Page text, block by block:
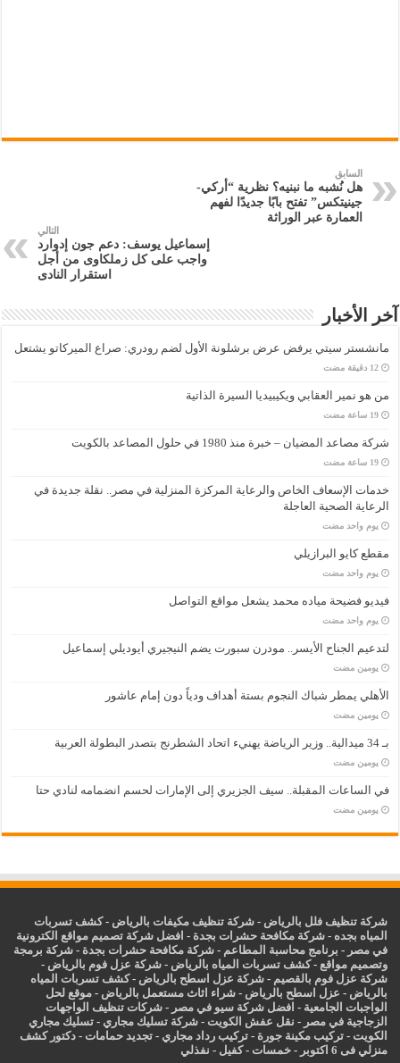
السابق
هل نُشبه ما نبنيه؟ نظرية “أركي-
جينيتكس” تفتح بابًا جديدًا لفهم
العمارة عبر الوراثة
التالي
إسماعيل يوسف: دعم جون إدوارد
واجب على كل زملكاوى من أجل
استقرار النادى
آخر الأخبار
مانشستر سيتي يرفض عرض برشلونة الأول لضم رودري: صراع الميركاتو يشتعل
‏12 دقيقة مضت
من هو نمير العقابي ويكيبيديا السيرة الذاتية
‏19 ساعة مضت
شركة مصاعد المضيان – خبرة منذ 1980 في حلول المصاعد بالكويت
‏19 ساعة مضت
خدمات الإسعاف الخاص والرعاية المركزة المنزلية في مصر.. نقلة جديدة في
الرعاية الصحية العاجلة
‏يوم واحد مضت
مقطع كايو البرازيلي
‏يوم واحد مضت
فيديو فضيحة مياده محمد يشعل مواقع التواصل
‏يوم واحد مضت
لتدعيم الجناح الأيسر.. مودرن سبورت يضم النيجيري أيوديلي إسماعيل
‏يومين مضت
الأهلي يمطر شباك النجوم بستة أهداف ودياً دون إمام عاشور
‏يومين مضت
بـ 34 ميدالية.. وزير الرياضة يهنيء اتحاد الشطرنج بتصدر البطولة العربية
‏يومين مضت
في الساعات المقبلة.. سيف الجزيري إلى الإمارات لحسم انضمامه لنادي حتا
‏يومين مضت
شركة تنظيف فلل بالرياض -شركة تنظيف مكيفات بالرياض -كشف تسربات
المياه بجده -شركة مكافحة حشرات بجدة - افضل شركة تصميم مواقع الكترونية
في مصر - برنامج محاسبة المطاعم -شركة مكافحة حشرات بجدة -شركة برمجة
وتصميم مواقع -كشف تسربات المياه بالرياض -شركة عزل فوم بالرياض -
شركة عزل فوم بالقصيم -شركة عزل اسطح بالرياض -كشف تسربات المياه
بالرياض - عزل اسطح بالرياض -شراء اثاث مستعمل بالرياض - موقع لحل
الواجبات الجامعية - افضل شركة سيو في مصر -شركات تنظيف الواجهات
الزجاجية في مصر - نقل عفش الكويت -شركة تسليك مجاري -تسليك مجاري
الكويت -تركيب مكينة جورة -تركيب رداد مجاري -تجديد حمامات -دكتور كشف
منزلي فى 6 اكتوبر
-خمسات -كفيل - نفذلي